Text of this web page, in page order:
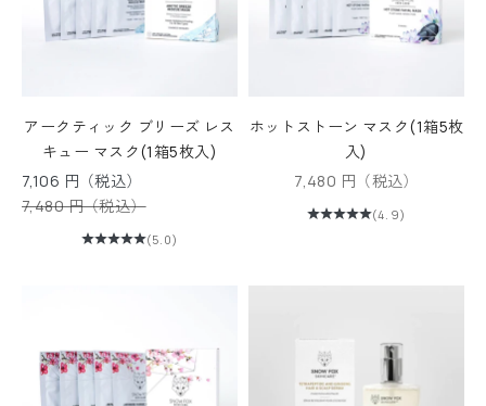
アークティック ブリーズ レス
キュー マスク(1箱5枚入)
セール価格
7,106 円（税込）
通常価格
7,480 円（税込）
(5.0)
ホットストーン マスク(1箱5枚
入)
セール価格
7,480 円（税込）
(4.9)